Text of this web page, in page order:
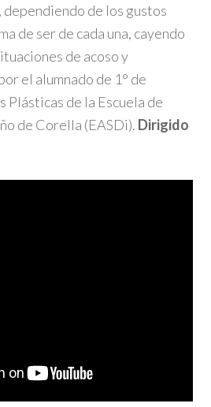
dependiendo de los gustos
de ser de cada una, cayendo
de acoso y
el alumnado de 1° de
de la Escuela de
de Corella (EASDi). Dirigido